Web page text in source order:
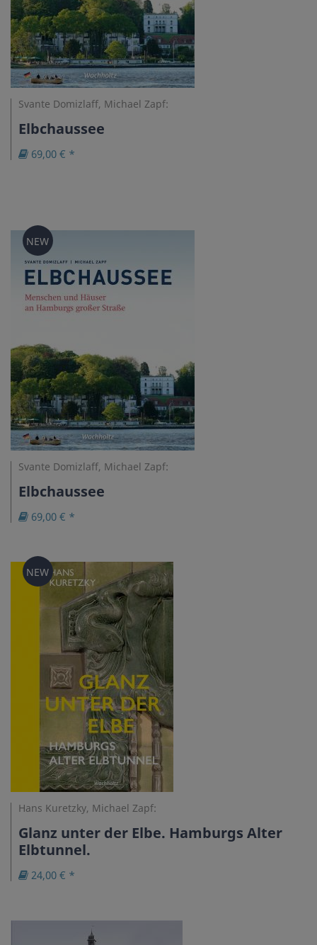
Svante Domizlaff, Michael Zapf:
Elbchaussee
69,00 € *
NEW
Svante Domizlaff, Michael Zapf:
Elbchaussee
69,00 € *
NEW
Hans Kuretzky, Michael Zapf:
Glanz unter der Elbe. Hamburgs Alter
Elbtunnel.
24,00 € *